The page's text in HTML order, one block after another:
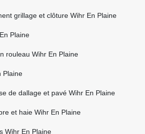
grillage et clôture Wihr En Plaine
Plaine
rouleau Wihr En Plaine
Plaine
de dallage et pavé Wihr En Plaine
et haie Wihr En Plaine
Wihr En Plaine